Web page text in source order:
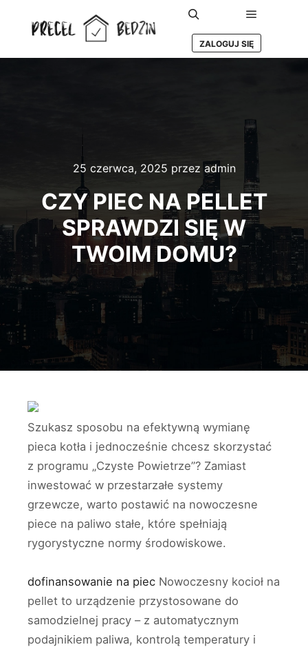
Szukaj Główne
ZALOGUJ SIĘ
25 czerwca, 2025 przez admin
CZY PIEC NA PELLET
SPRAWDZI SIĘ W
TWOIM DOMU?
Szukasz sposobu na efektywną wymianę
pieca kotła i jednocześnie chcesz skorzystać
z programu „Czyste Powietrze”? Zamiast
inwestować w przestarzałe systemy
grzewcze, warto postawić na nowoczesne
piece na paliwo stałe, które spełniają
rygorystyczne normy środowiskowe.
dofinansowanie na piec Nowoczesny kocioł na
pellet to urządzenie przystosowane do
samodzielnej pracy – z automatycznym
podajnikiem paliwa, kontrolą temperatury i